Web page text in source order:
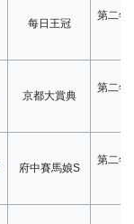
每日王冠
第二年
京都大賞典
第二年
府中賽馬娘S
第二年